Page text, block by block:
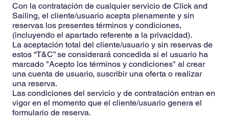
Con la contratación de cualquier servicio de Click and
Sailing, el cliente/usuario acepta plenamente y sin
reservas los presentes términos y condiciones,
(incluyendo el apartado referente a la privacidad).
La aceptación total del cliente/usuario y sin reservas de
estos “T&C” se considerará concedida si el usuario ha
marcado "Acepto los términos y condiciones" al crear
una cuenta de usuario, suscribir una oferta o realizar
una reserva.
Las condiciones del servicio y de contratación entran en
vigor en el momento que el cliente/usuario genera el
formulario de reserva.